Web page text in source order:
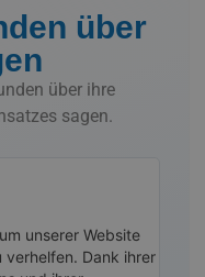
über
über ihre
sagen.
unserer Website
verhelfen. Dank ihrer